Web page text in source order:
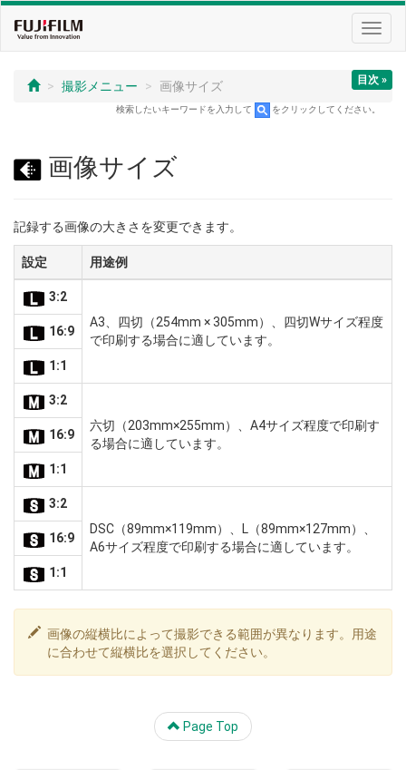
目次 »
撮影メニュー 画像サイズ
検索したいキーワードを入力して をクリックしてください。
画像サイズ
記録する画像の大きさを変更できます。
設定 用途例
3:2
A3、四切（254mm × 305mm）、四切Wサイズ程度
で印刷する場合に適しています。
16:9
1:1
3:2
六切（203mm×255mm）、A4サイズ程度で印刷す
る場合に適しています。
16:9
1:1
3:2
DSC（89mm×119mm）、L（89mm×127mm）、
A6サイズ程度で印刷する場合に適しています。
16:9
1:1
画像の縦横比によって撮影できる範囲が異なります。用途
に合わせて縦横比を選択してください。
Page Top